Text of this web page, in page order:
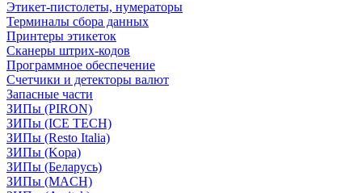
Этикет-пистолеты, нумераторы
Терминалы сбора данных
Принтеры этикеток
Сканеры штрих-кодов
Программное обеспечение
Счетчики и детекторы валют
Запасные части
ЗИПы (PIRON)
ЗИПы (ICE TECH)
ЗИПы (Resto Italia)
ЗИПы (Kopa)
ЗИПы (Беларусь)
ЗИПы (MACH)